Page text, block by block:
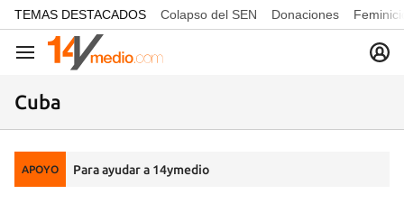
common.go-to-content
TEMAS DESTACADOS Colapso del SEN Donaciones
Navegación
Cuba
APOYO Para ayudar a 14ymedio